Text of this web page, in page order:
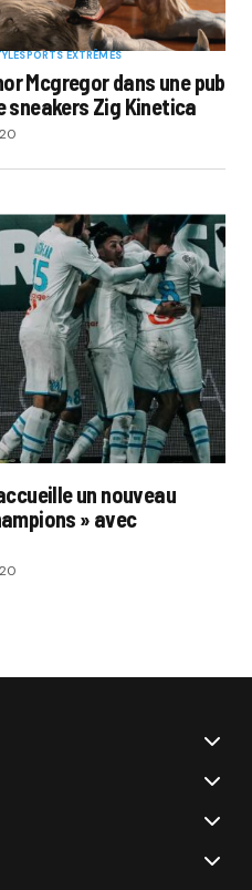
SPORTS EXTRÊMES
Mcgregor dans une pub
sneakers Zig Kinetica
un nouveau
» avec